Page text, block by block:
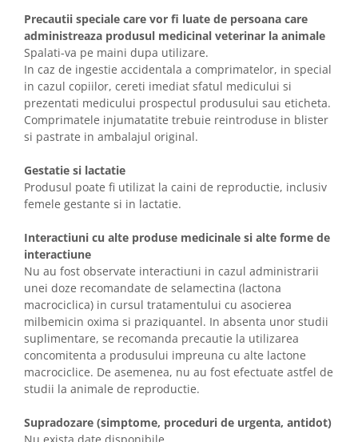
Precautii speciale care vor fi luate de persoana care
administreaza produsul medicinal veterinar la animale
Spalati-va pe maini dupa utilizare.
In caz de ingestie accidentala a comprimatelor, in special
in cazul copiilor, cereti imediat sfatul medicului si
prezentati medicului prospectul produsului sau eticheta.
Comprimatele injumatatite trebuie reintroduse in blister
si pastrate in ambalajul original.
Gestatie si lactatie
Produsul poate fi utilizat la caini de reproductie, inclusiv
femele gestante si in lactatie.
Interactiuni cu alte produse medicinale si alte forme de
interactiune
Nu au fost observate interactiuni in cazul administrarii
unei doze recomandate de selamectina (lactona
macrociclica) in cursul tratamentului cu asocierea
milbemicin oxima si praziquantel. In absenta unor studii
suplimentare, se recomanda precautie la utilizarea
concomitenta a produsului impreuna cu alte lactone
macrociclice. De asemenea, nu au fost efectuate astfel de
studii la animale de reproductie.
Supradozare (simptome, proceduri de urgenta, antidot)